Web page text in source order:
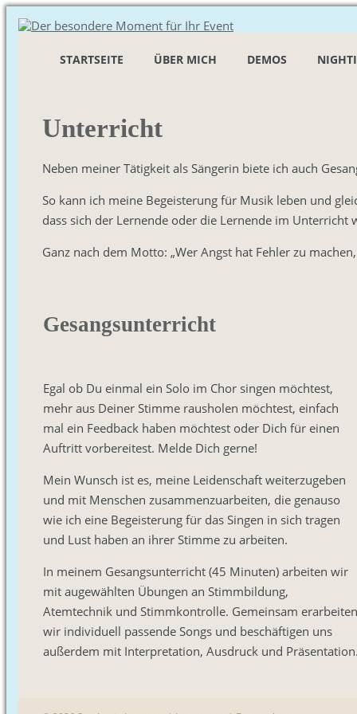
STARTSEITE ÜBER MICH DEMOS
Unterricht
Neben meiner Tätigkeit als Sängerin biete ich auch
So kann ich meine Begeisterung für Musik leben und
dass sich der Lernende oder die Lernende im
Ganz nach dem Motto: „Wer Angst hat Fehler zu
Gesangsunterricht
Egal ob Du einmal ein Solo im Chor singen möchtest,
mehr aus Deiner Stimme rausholen möchtest, einfach
mal ein Feedback haben möchtest oder Dich für einen
Auftritt vorbereitest. Melde Dich gerne!
Mein Wunsch ist es, meine Leidenschaft weiterzugeben
und mit Menschen zusammenzuarbeiten, die genauso
wie ich eine Begeisterung für das Singen in sich tragen
und Lust haben an ihrer Stimme zu arbeiten.
In meinem Gesangsunterricht (45 Minuten) arbeiten wir
mit augewählten Übungen an Stimmbildung,
Atemtechnik und Stimmkontrolle. Gemeinsam erarbeiten
wir individuell passende Songs und beschäftigen uns
außerdem mit Interpretation, Ausdruck und